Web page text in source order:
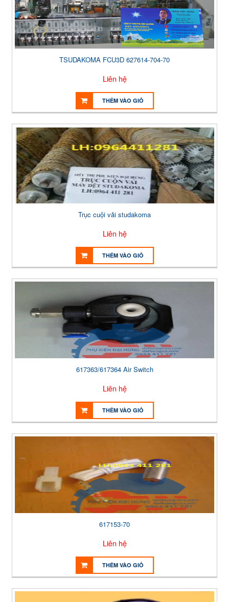
TSUDAKOMA FCU3D 627614-704-70
Liên hệ
THÊM VÀO GIỎ
Trục cuội vải studakoma
Liên hệ
THÊM VÀO GIỎ
617363/617364 Air Switch
Liên hệ
THÊM VÀO GIỎ
617153-70
Liên hệ
THÊM VÀO GIỎ